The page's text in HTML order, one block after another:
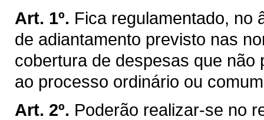
Art. 1º. Fica regulamentado, no
de adiantamento previsto nas
cobertura de despesas que
ao processo ordinário ou
Art. 2º. Poderão realizar-se no